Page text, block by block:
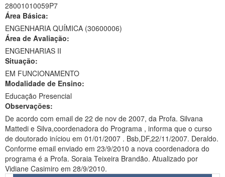
Ministério da Saúde
Ministério de Minas e Energia
Ministério da Ciência, Tecnologia, Inovações e Comunicações
Ministério do Meio Ambiente
Ministério do Turismo
Ministério do Desenvolvimento Regional
Ministério da Mulher, da Família e dos Direitos Humanos
Secretaria-Geral
28001010059P7
Área Básica:
ENGENHARIA QUÍMICA (30600006)
Área de Avaliação:
ENGENHARIAS II
Situação:
EM FUNCIONAMENTO
Modalidade de Ensino:
Educação Presencial
Observações:
De acordo com email de 22 de nov de 2007, da Profa. Silvana
Mattedi e Silva,coordenadora do Programa , informa que o curso
de doutorado iníciou em 01/01/2007 . Bsb,DF,22/11/2007. Deraldo.
Conforme email enviado em 23/9/2010 a nova coordenadora do
programa é a Profa. Soraia Teixeira Brandão. Atualizado por
Vidiane Casimiro em 28/9/2010.